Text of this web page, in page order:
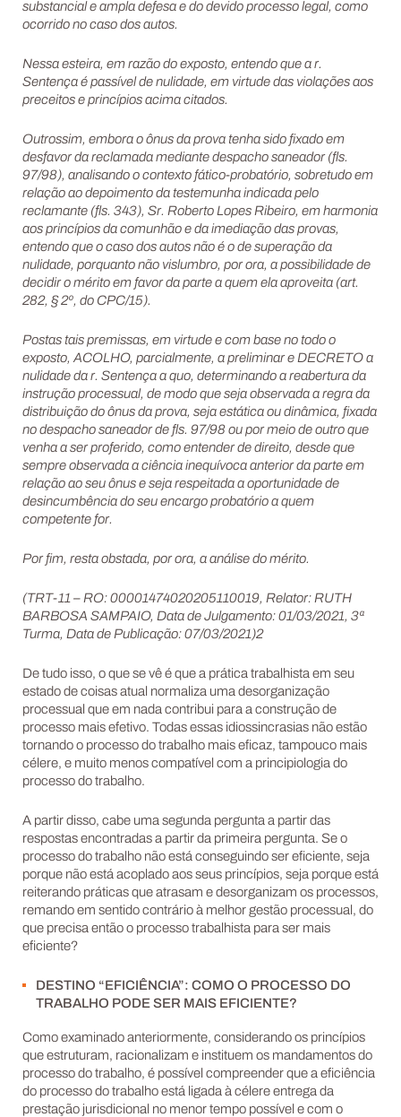
substancial e ampla defesa e do devido processo legal, como
ocorrido no caso dos autos.
Nessa esteira, em razão do exposto, entendo que a r.
Sentença é passível de nulidade, em virtude das violações aos
preceitos e princípios acima citados.
Outrossim, embora o ônus da prova tenha sido fixado em
desfavor da reclamada mediante despacho saneador (fls.
97/98), analisando o contexto fático-probatório, sobretudo em
relação ao depoimento da testemunha indicada pelo
reclamante (fls. 343), Sr. Roberto Lopes Ribeiro, em harmonia
aos princípios da comunhão e da imediação das provas,
entendo que o caso dos autos não é o de superação da
nulidade, porquanto não vislumbro, por ora, a possibilidade de
decidir o mérito em favor da parte a quem ela aproveita (art.
282, § 2º, do CPC/15).
Postas tais premissas, em virtude e com base no todo o
exposto, ACOLHO, parcialmente, a preliminar e DECRETO a
nulidade da r. Sentença a quo, determinando a reabertura da
instrução processual, de modo que seja observada a regra da
distribuição do ônus da prova, seja estática ou dinâmica, fixada
no despacho saneador de fls. 97/98 ou por meio de outro que
venha a ser proferido, como entender de direito, desde que
sempre observada a ciência inequívoca anterior da parte em
relação ao seu ônus e seja respeitada a oportunidade de
desincumbência do seu encargo probatório a quem
competente for.
Por fim, resta obstada, por ora, a análise do mérito.
(TRT-11 – RO: 00001474020205110019, Relator: RUTH
BARBOSA SAMPAIO, Data de Julgamento: 01/03/2021, 3ª
Turma, Data de Publicação: 07/03/2021)2
De tudo isso, o que se vê é que a prática trabalhista em seu
estado de coisas atual normaliza uma desorganização
processual que em nada contribui para a construção de
processo mais efetivo. Todas essas idiossincrasias não estão
tornando o processo do trabalho mais eficaz, tampouco mais
célere, e muito menos compatível com a principiologia do
processo do trabalho.
A partir disso, cabe uma segunda pergunta a partir das
respostas encontradas a partir da primeira pergunta. Se o
processo do trabalho não está conseguindo ser eficiente, seja
porque não está acoplado aos seus princípios, seja porque está
reiterando práticas que atrasam e desorganizam os processos,
remando em sentido contrário à melhor gestão processual, do
que precisa então o processo trabalhista para ser mais
eficiente?
DESTINO “EFICIÊNCIA”: COMO O PROCESSO DO
TRABALHO PODE SER MAIS EFICIENTE?
Como examinado anteriormente, considerando os princípios
que estruturam, racionalizam e instituem os mandamentos do
processo do trabalho, é possível compreender que a eficiência
do processo do trabalho está ligada à célere entrega da
prestação jurisdicional no menor tempo possível e com o